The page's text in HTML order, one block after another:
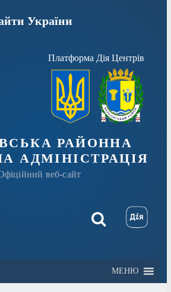
України
Платформа Дія Центрів
РАЙОННА
АДМІНІСТРАЦІЯ
веб-сайт
МЕНЮ